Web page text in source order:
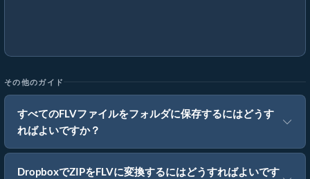
その他のガイド
すべてのFLVファイルをフォルダに保存するにはどうす
ればよいですか？
DropboxでZIPをFLVに変換するにはどうすればよいです